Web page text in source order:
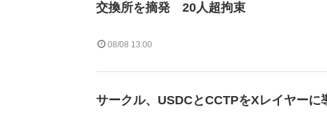
交換所を摘発 20人超拘束
08/08 13:00
サークル、USDCとCCTPをXレイヤーに